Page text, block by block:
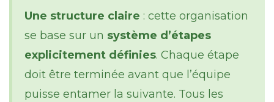
Une structure claire : cette organisation
se base sur un système d’étapes
explicitement définies. Chaque étape
doit être terminée avant que l’équipe
puisse entamer la suivante. Tous les